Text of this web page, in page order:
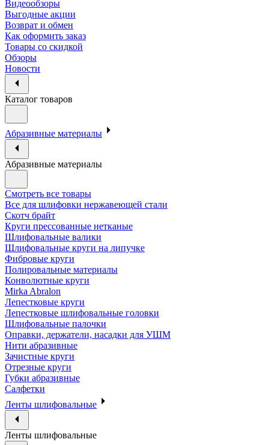
Видеообзоры
Выгодные акции
Возврат и обмен
Как оформить заказ
Товары со скидкой
Обзоры
Новости
Каталог товаров
Абразивные материалы
Абразивные материалы
Смотреть все товары
Все для шлифовки нержавеющей стали
Скотч брайт
Круги прессованные нетканые
Шлифовальные валики
Шлифовальные круги на липучке
Фибровые круги
Полировальные материалы
Конволютные круги
Mirka Abralon
Лепестковые круги
Лепестковые шлифовальные головки
Шлифовальные палочки
Оправки, держатели, насадки для УШМ
Нити абразивные
Зачистные круги
Отрезные круги
Губки абразивные
Салфетки
Ленты шлифовальные
Ленты шлифовальные